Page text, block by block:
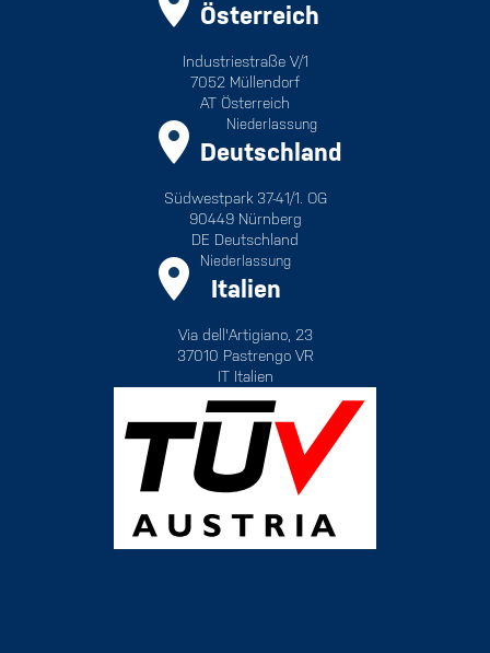
Österreich
Industriestraße V/1
7052 Müllendorf
AT Österreich
Niederlassung
Deutschland
Südwestpark 37-41/1. OG
90449 Nürnberg
DE Deutschland
Niederlassung
Italien
Via dell'Artigiano, 23
37010 Pastrengo VR
IT Italien